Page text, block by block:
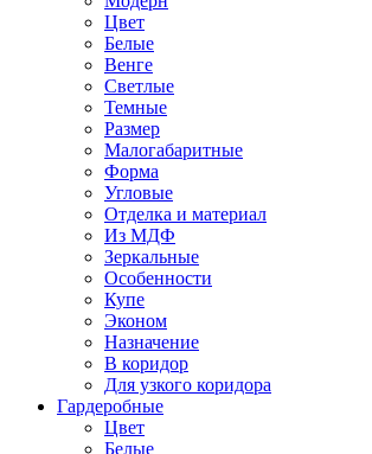
Цвет
Белые
Венге
Светлые
Темные
Размер
Малогабаритные
Форма
Угловые
Отделка и материал
Из МДФ
Зеркальные
Особенности
Купе
Эконом
Назначение
В коридор
Для узкого коридора
Гардеробные
Цвет
Белые